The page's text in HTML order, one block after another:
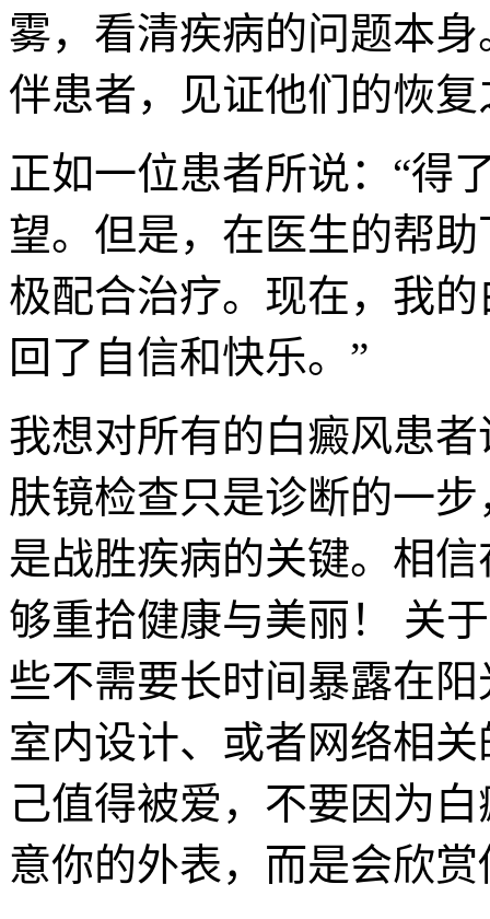
雾，看清疾病的问题本
伴患者，见证他们的恢复
正如一位患者所说：“得
望。但是，在医生的帮
极配合治疗。现在，我
回了自信和快乐。”
我想对所有的白癜风患
肤镜检查只是诊断的一
是战胜疾病的关键。相
够重拾健康与美丽！ 关
些不需要长时间暴露在
室内设计、或者网络相
己值得被爱，不要因为
意你的外表，而是会欣